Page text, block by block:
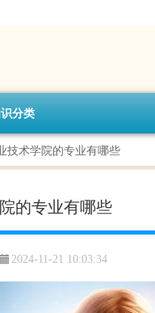
分类
技术学院的专业有哪些
的专业有哪些
2024-11-21 10:03:34